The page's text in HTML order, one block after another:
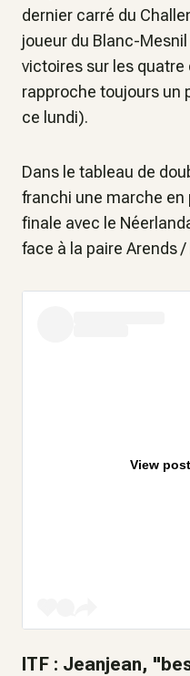
dernier carré du
joueur du Blanc-
victoires sur les
rapproche toujours un
ce lundi).
Dans le tableau de
franchi une marche en
finale avec le
face à la paire Arends /
View
ITF : Jeanjean,